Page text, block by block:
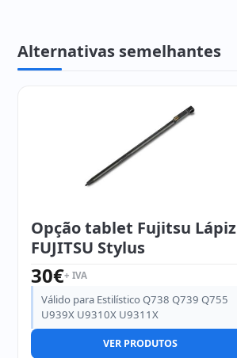
Alternativas semelhantes
Opção tablet Fujitsu Lápiz
FUJITSU Stylus
30€+ IVA
Válido para Estilístico Q738 Q739 Q755
U939X U9310X U9311X
VER PRODUTOS